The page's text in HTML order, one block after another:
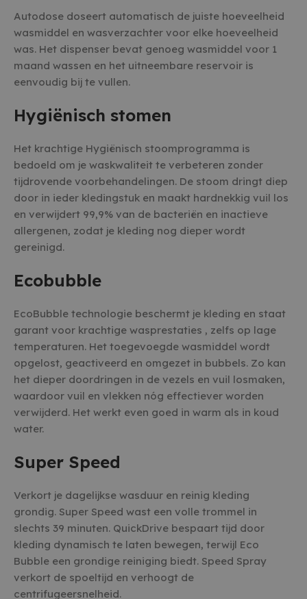
Autodose doseert automatisch de juiste hoeveelheid
wasmiddel en wasverzachter voor elke hoeveelheid
was. Het dispenser bevat genoeg wasmiddel voor 1
maand wassen en het uitneembare reservoir is
eenvoudig bij te vullen.
Hygiënisch stomen
Het krachtige Hygiënisch stoomprogramma is
bedoeld om je waskwaliteit te verbeteren zonder
tijdrovende voorbehandelingen. De stoom dringt diep
door in ieder kledingstuk en maakt hardnekkig vuil los
en verwijdert 99,9% van de bacteriën en inactieve
allergenen, zodat je kleding nog dieper wordt
gereinigd.
Ecobubble
EcoBubble technologie beschermt je kleding en staat
garant voor krachtige wasprestaties , zelfs op lage
temperaturen. Het toegevoegde wasmiddel wordt
opgelost, geactiveerd en omgezet in bubbels. Zo kan
het dieper doordringen in de vezels en vuil losmaken,
waardoor vuil en vlekken nóg effectiever worden
verwijderd. Het werkt even goed in warm als in koud
water.
Super Speed
Verkort je dagelijkse wasduur en reinig kleding
grondig. Super Speed wast een volle trommel in
slechts 39 minuten. QuickDrive bespaart tijd door
kleding dynamisch te laten bewegen, terwijl Eco
Bubble een grondige reiniging biedt. Speed Spray
verkort de spoeltijd en verhoogt de
centrifugeersnelheid.